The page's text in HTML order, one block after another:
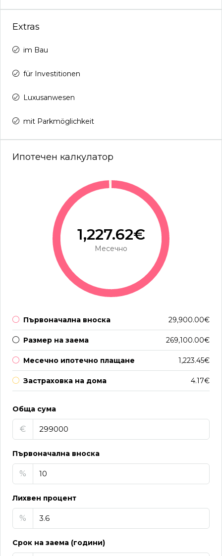
Extras
im Bau
für Investitionen
Luxusanwesen
mit Parkmöglichkeit
Ипотечен калкулатор
1,227.62€
Месечно
Първоначална вноска 29,900.00€
Размер на заема 269,100.00€
Месечно ипотечно плащане 1,223.45€
Застраховка на дома 4.17€
Обща сума
€
Първоначална вноска
%
Лихвен процент
%
Срок на заема (години)